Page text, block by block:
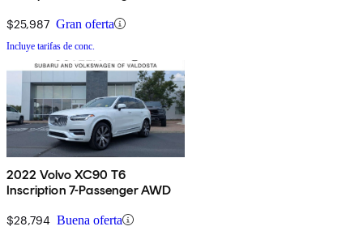
$25,987 Gran oferta
Incluye tarifas de conc.
2022 Volvo XC90 T6
Inscription 7-Passenger AWD
$28,794 Buena oferta